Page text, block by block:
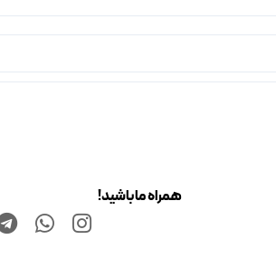
همراه ما باشید!